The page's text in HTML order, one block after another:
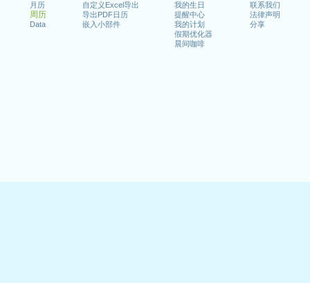
月历
周历
Data
自定义Excel导出
导出PDF日历
嵌入小部件
我的生日
提醒中心
我的计划
假期优化器
晨间咖啡
联系我们
法律声明
分享